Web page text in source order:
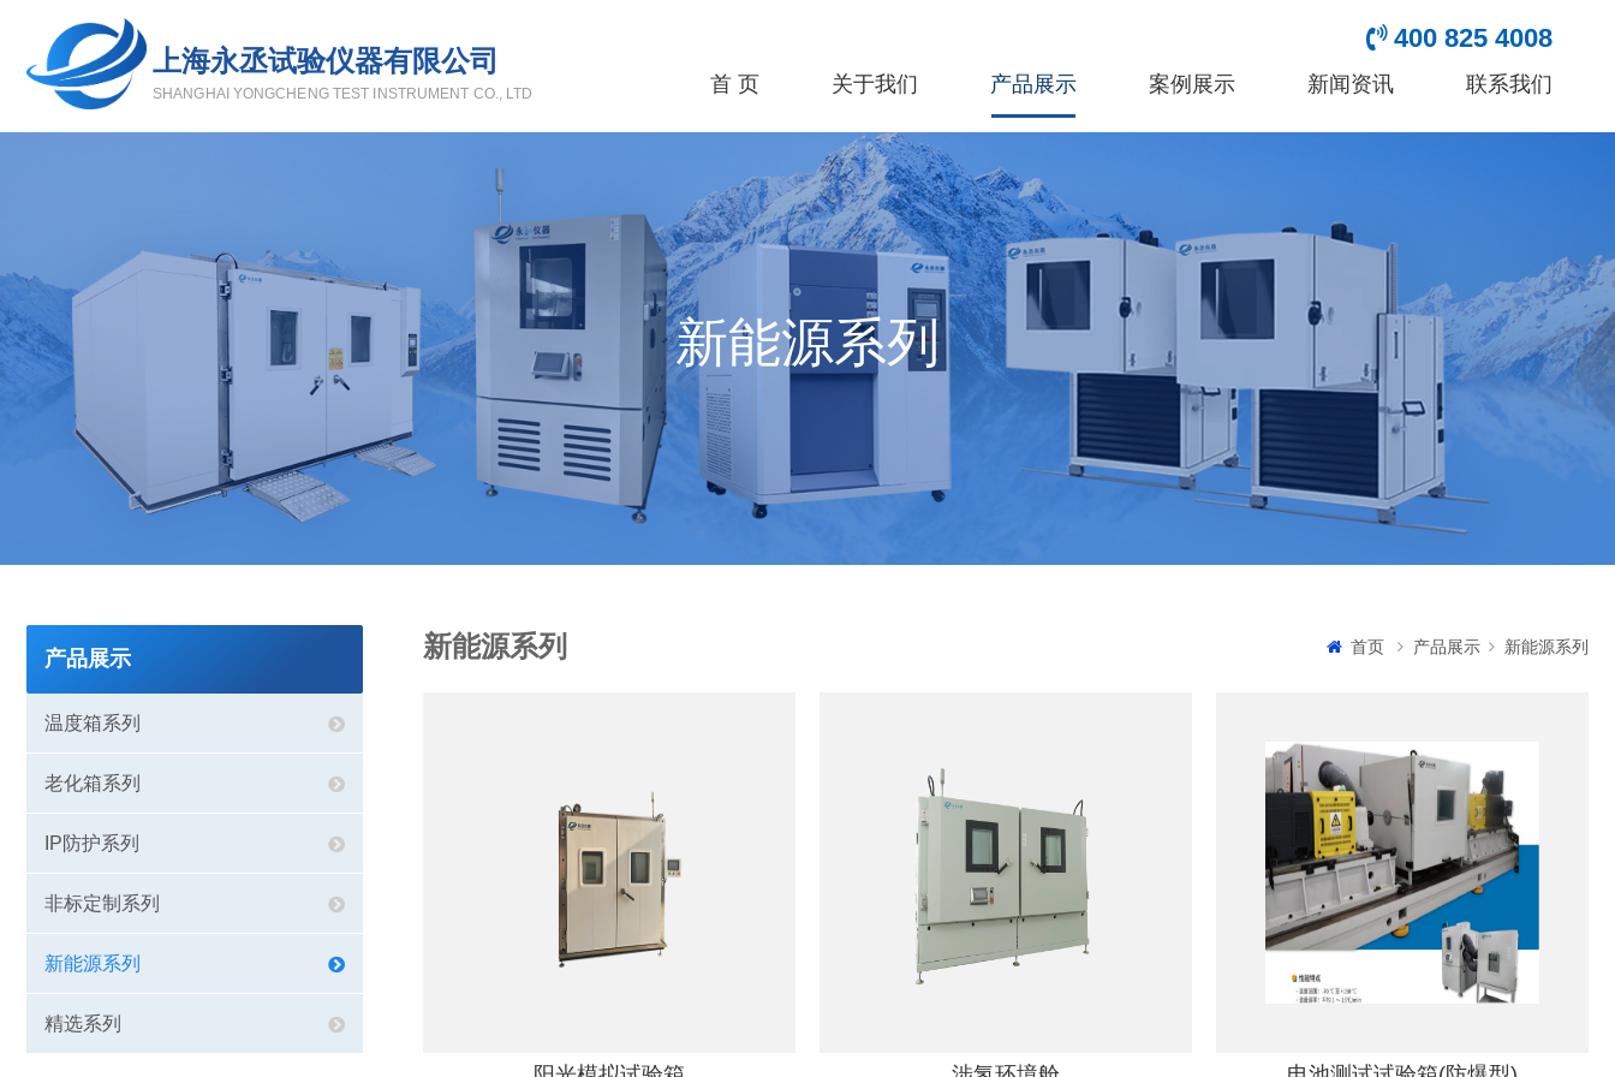
上海永丞试验仪器有限公司
SHANGHAI YONGCHENG TEST INSTRUMENT CO., LTD
400 825 4008
首 页 关于我们 产品展示 案例展示 新闻资讯 联系我们
新能源系列
新能源系列 首页 产品展示 新能源系列
产品展示
温度箱系列
老化箱系列
IP防护系列
非标定制系列
新能源系列
精选系列